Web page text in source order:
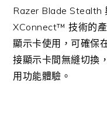
Razer Blade Stealth
XConnect™ 技術的
顯示卡使用，可確保
接顯示卡間無縫切換
用功能體驗。